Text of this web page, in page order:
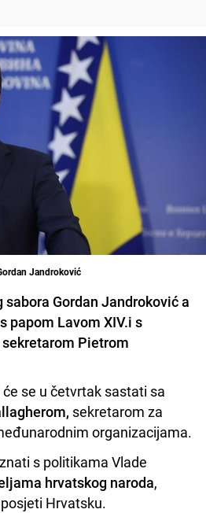
Jandroković
Gordan Jandroković a
papom Lavom XIV.i s
Pietrom
se u četvrtak sastati sa
sekretarom za
organizacijama.
s politikama Vlade
hrvatskog naroda,
Hrvatsku.